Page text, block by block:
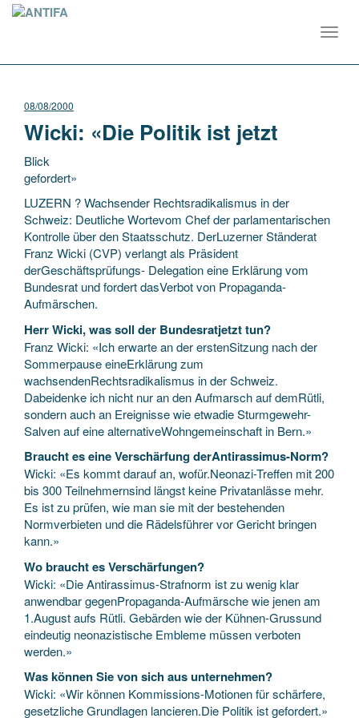
08/08/2000
Wicki: «Die Politik ist jetzt
Blick
gefordert»
LUZERN ? Wachsender Rechtsradikalismus in der
Schweiz: Deutliche Wortevom Chef der parlamentarischen
Kontrolle über den Staatsschutz. DerLuzerner Ständerat
Franz Wicki (CVP) verlangt als Präsident
derGeschäftsprüfungs- Delegation eine Erklärung vom
Bundesrat und fordert dasVerbot von Propaganda-
Aufmärschen.
Herr Wicki, was soll der Bundesratjetzt tun?
Franz Wicki: «Ich erwarte an der erstenSitzung nach der
Sommerpause eineErklärung zum
wachsendenRechtsradikalismus in der Schweiz.
Dabeidenke ich nicht nur an den Aufmarsch auf demRütli,
sondern auch an Ereignisse wie etwadie Sturmgewehr-
Salven auf eine alternativeWohngemeinschaft in Bern.»
Braucht es eine Verschärfung derAntirassimus-Norm?
Wicki: «Es kommt darauf an, wofür.Neonazi-Treffen mit 200
bis 300 Teilnehmernsind längst keine Privatanlässe mehr.
Es ist zu prüfen, wie man sie mit der bestehenden
Normverbieten und die Rädelsführer vor Gericht bringen
kann.»
Wo braucht es Verschärfungen?
Wicki: «Die Antirassimus-Strafnorm ist zu wenig klar
anwendbar gegenPropaganda-Aufmärsche wie jenen am
1.August aufs Rütli. Gebärden wie der Kühnen-Grussund
eindeutig neonazistische Embleme müssen verboten
werden.»
Was können Sie von sich aus unternehmen?
Wicki: «Wir können Kommissions-Motionen für schärfere,
gesetzliche Grundlagen lancieren.Die Politik ist gefordert.»